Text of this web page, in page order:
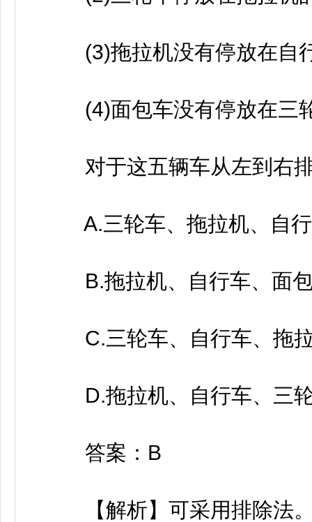
(3)拖拉机没有停放在自
(4)面包车没有停放在三
对于这五辆车从左到右
A.三轮车、拖拉机、自行
B.拖拉机、自行车、面包
C.三轮车、自行车、拖拉
D.拖拉机、自行车、三轮
答案：B
【解析】可采用排除法。